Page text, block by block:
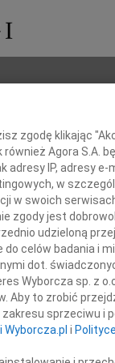
zgodę klikając
Agora S.A.
IP, adresy
w
w swoich
zgody jest
udzieloną
celów badania i
dot.
Wyborcza sp. z
to zrobić
sprzeciwu i
i